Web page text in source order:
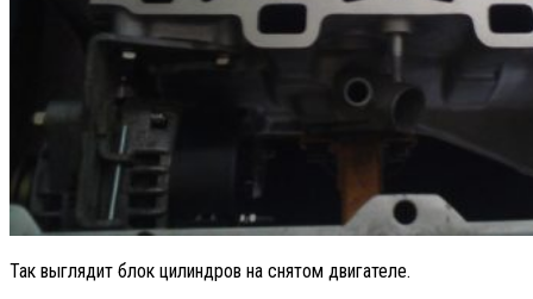
Так выглядит блок цилиндров на снятом двигателе.